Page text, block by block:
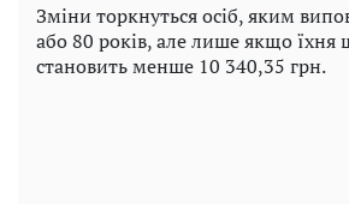
Зміни торкнуться осіб, яким
або 80 років, але лише якщо їхня
становить менше 10 340,35 грн.